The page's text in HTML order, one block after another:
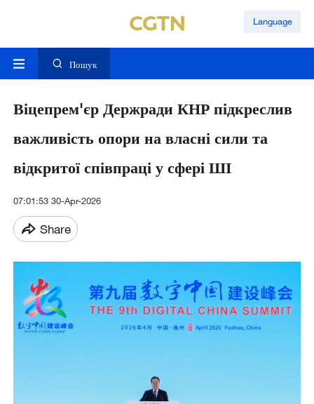
Language
Пошук
Віцепрем'єр Держради КНР підкреслив
важливість опори на власні сили та
відкритої співпраці у сфері ШІ
07:01:53 30-Apr-2026
Share